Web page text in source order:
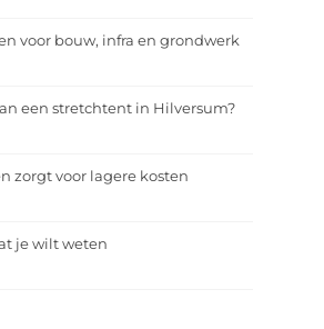
voor bouw, infra en grondwerk
een stretchtent in Hilversum?
zorgt voor lagere kosten
je wilt weten